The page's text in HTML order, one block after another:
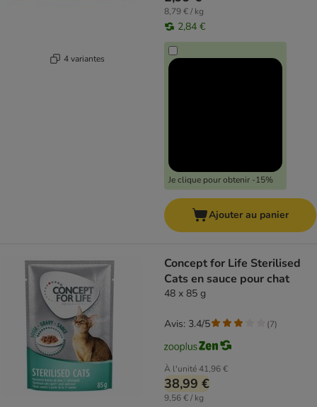
4 variantes
8,79 € / kg
2,84 €
Je clique pour obtenir -15%
Ajouter au panier
Concept for Life Sterilised
Cats en sauce pour chat
48 x 85 g
À l'unité41,96 €
38,99 €
9,56 € / kg
Avis: 3.4/5 (7)